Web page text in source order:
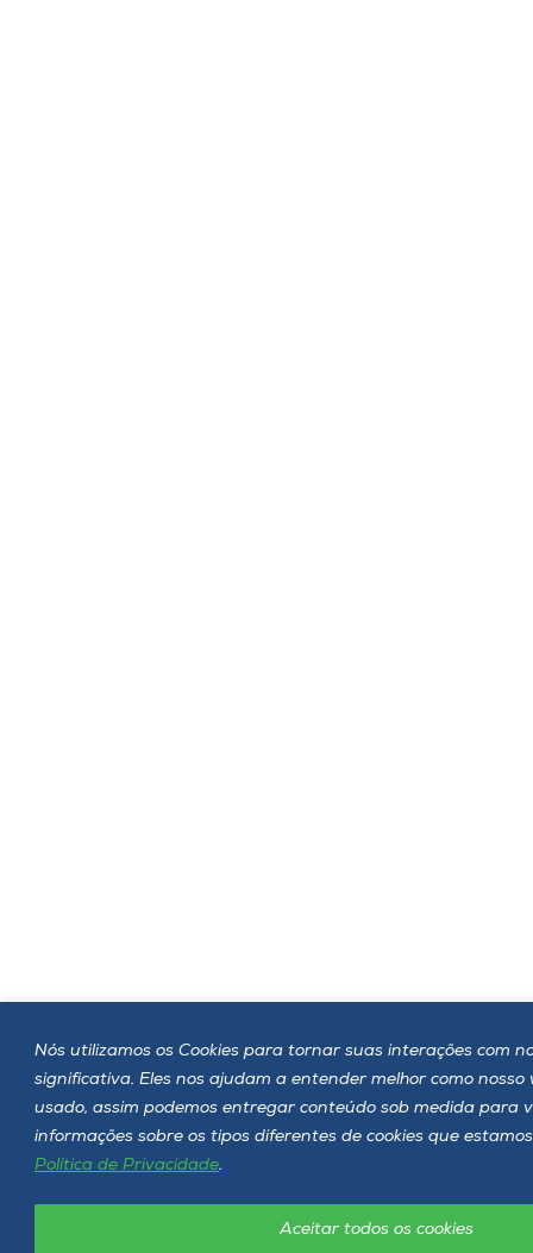
Nós utilizamos os Cookies para tornar suas interações com
significativa. Eles nos ajudam a entender melhor como nosso
usado, assim podemos entregar conteúdo sob medida para
informações sobre os tipos diferentes de cookies que
Política de Privacidade.
Aceitar todos os cookies